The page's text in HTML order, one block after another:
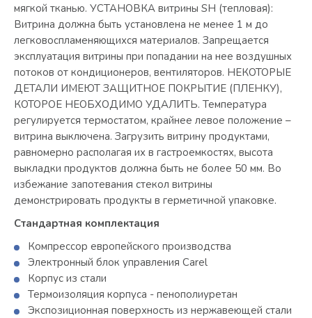
мягкой тканью. УСТАНОВКА витрины SH (тепловая):
Витрина должна быть установлена не менее 1 м до
легковоспламеняющихся материалов. Запрещается
эксплуатация витрины при попадании на нее воздушных
потоков от кондиционеров, вентиляторов. НЕКОТОРЫЕ
ДЕТАЛИ ИМЕЮТ ЗАЩИТНОЕ ПОКРЫТИЕ (ПЛЕНКУ),
КОТОРОЕ НЕОБХОДИМО УДАЛИТЬ. Температура
регулируется термостатом, крайнее левое положение –
витрина выключена. Загрузить витрину продуктами,
равномерно располагая их в гастроемкостях, высота
выкладки продуктов должна быть не более 50 мм. Во
избежание запотевания стекол витрины
демонстрировать продукты в герметичной упаковке.
Стандартная комплектация
Компрессор европейского производства
Электронный блок управления Carel
Корпус из стали
Термоизоляция корпуса - пенополиуретан
Экспозиционная поверхность из нержавеющей стали